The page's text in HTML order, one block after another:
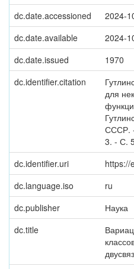
dc.date.accessioned
2024-
dc.date.available
2024-
dc.date.issued
1970
dc.identifier.citation
для
СССР.
3. - С.
dc.identifier.uri
https://
dc.language.iso
ru
dc.publisher
Наука
dc.title